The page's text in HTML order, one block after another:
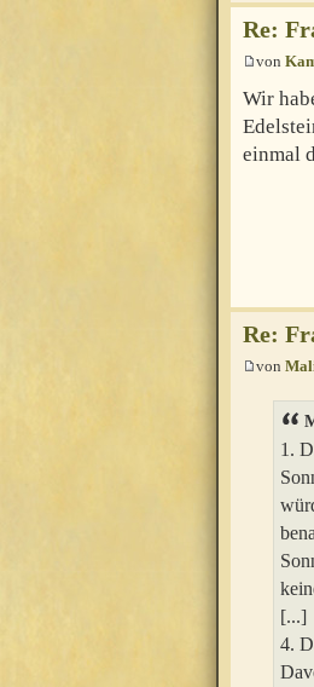
Re:
von
Wir
einmal
Re:
von
1.
[...]
4.